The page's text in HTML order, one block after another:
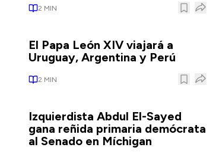
2 MIN
El Papa León XIV viajará a
Uruguay, Argentina y Perú
2 MIN
Izquierdista Abdul El-Sayed
gana reñida primaria demócrata
al Senado en Míchigan